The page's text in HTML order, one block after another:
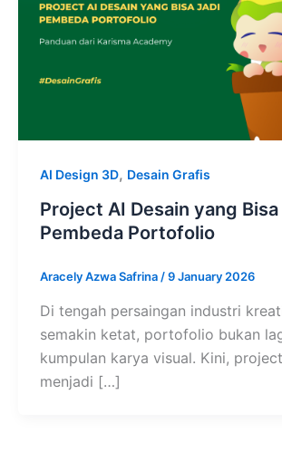
AI Design 3D, Desain Grafis
Project AI Desain yang
Pembeda Portofolio
Aracely Azwa Safrina/9 January 2026
Di tengah persaingan industri
semakin ketat, portofolio bukan
kumpulan karya visual. Kini,
menjadi […]